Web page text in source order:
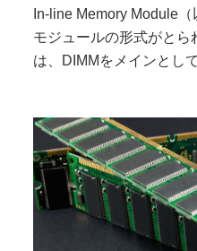
In-line Memory Module
モジュールの形式がと
は、DIMMをメインとし